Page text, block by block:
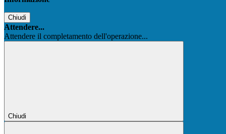
Chiudi
Attendere...
Attendere il completamento dell'operazione...
Chiudi